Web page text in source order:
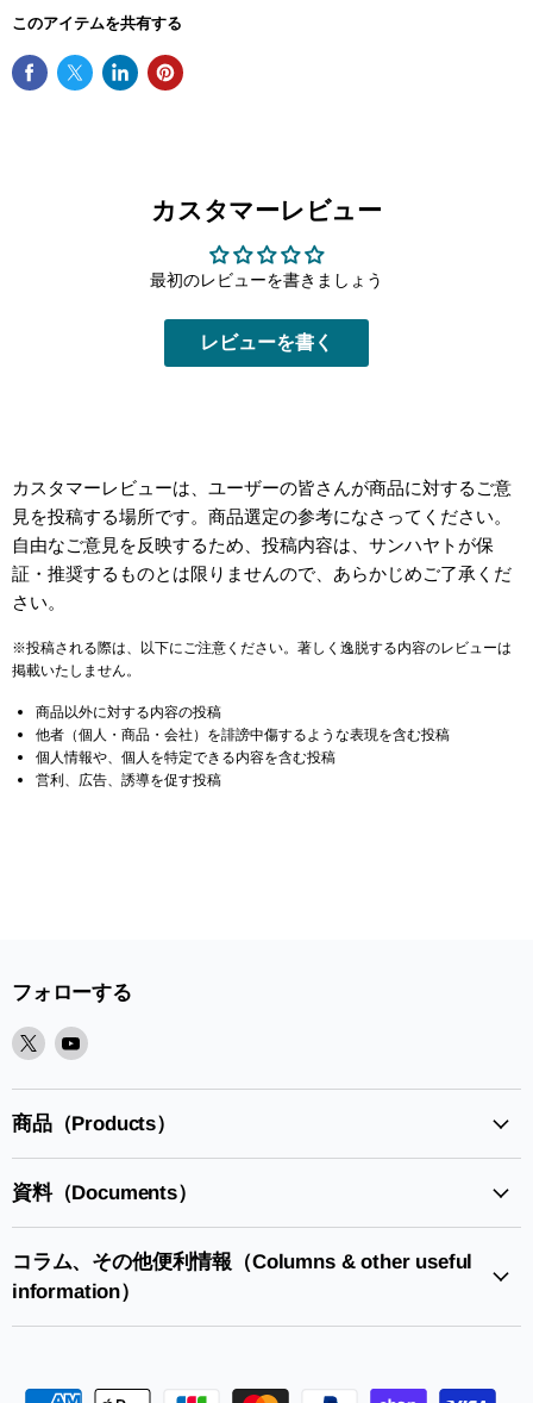
このアイテムを共有する
カスタマーレビュー
最初のレビューを書きましょう
レビューを書く
カスタマーレビューは、ユーザーの皆さんが商品に対するご意
見を投稿する場所です。商品選定の参考になさってください。
自由なご意見を反映するため、投稿内容は、サンハヤトが保
証・推奨するものとは限りませんので、あらかじめご了承くだ
さい。
※投稿される際は、以下にご注意ください。著しく逸脱する内容のレビューは
掲載いたしません。
商品以外に対する内容の投稿
他者（個人・商品・会社）を誹謗中傷するような表現を含む投稿
個人情報や、個人を特定できる内容を含む投稿
営利、広告、誘導を促す投稿
フォローする
X
見
つ
く
い
Youtube
見
つ
く
い
商品（Products）
資料（Documents）
コラム、その他便利情報（Columns & other useful
information）